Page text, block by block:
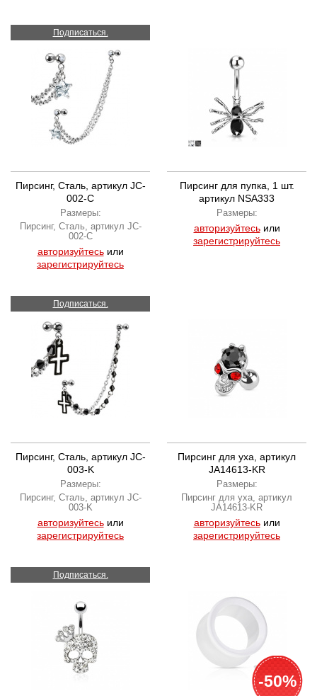
Подписаться.
Пирсинг, Сталь, артикул JC-
002-C
Размеры:
Пирсинг, Сталь, артикул JC-
002-C
авторизуйтесьили
зарегистрируйтесь
Пирсинг для пупка, 1 шт.
артикул NSA333
Размеры:
авторизуйтесьили
зарегистрируйтесь
Подписаться.
Пирсинг, Сталь, артикул JC-
003-K
Размеры:
Пирсинг, Сталь, артикул JC-
003-K
авторизуйтесьили
зарегистрируйтесь
Пирсинг для уха, артикул
JA14613-KR
Размеры:
Пирсинг для уха, артикул
JA14613-KR
авторизуйтесьили
зарегистрируйтесь
Подписаться.
-50%